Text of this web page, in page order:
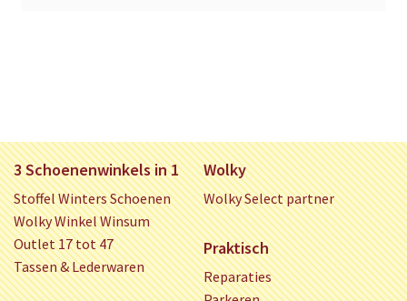
3 Schoenenwinkels in 1
Stoffel Winters Schoenen
Wolky Winkel Winsum
Outlet 17 tot 47
Tassen & Lederwaren
Wolky
Wolky Select partner
Praktisch
Reparaties